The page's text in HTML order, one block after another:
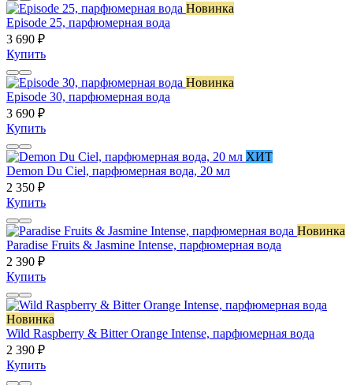
Новинка
Episode 25, парфюмерная вода
3 690 ₽
Купить
Новинка
Episode 30, парфюмерная вода
3 690 ₽
Купить
ХИТ
Demon Du Ciel, парфюмерная вода, 20 мл
2 350 ₽
Купить
Новинка
Paradise Fruits & Jasmine Intense, парфюмерная вода
2 390 ₽
Купить
Новинка
Wild Raspberry & Bitter Orange Intense, парфюмерная вода
2 390 ₽
Купить